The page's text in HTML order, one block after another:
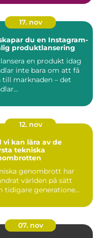
17. nov
du en Instagram-
produktlansering
en produkt idag
inte bara om att få
till marknaden – det
12. nov
vi kan lära av de
tekniska
genombrott har
världen på sätt
tidigare generatione...
07. nov